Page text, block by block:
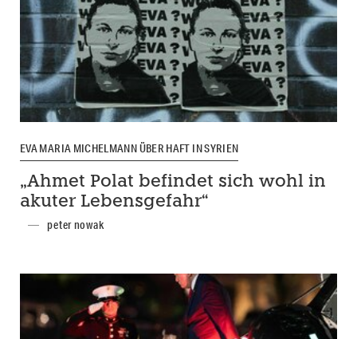
EVA MARIA MICHELMANN ÜBER HAFT IN SYRIEN
„Ahmet Polat befindet sich wohl in
akuter Lebensgefahr“
peter nowak